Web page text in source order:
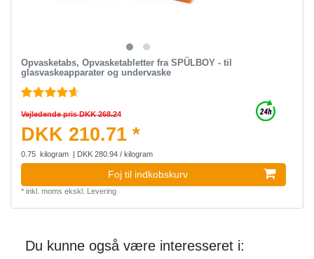
Opvasketabs, Opvasketabletter fra SPÜLBOY - til
glasvaskeapparater og undervaske
Vejledende pris DKK 268.24
DKK 210.71 *
0.75 kilogram | DKK 280.94 / kilogram
Foj til indkobskurv
* inkl. moms ekskl. Levering
Du kunne også være interesseret i: